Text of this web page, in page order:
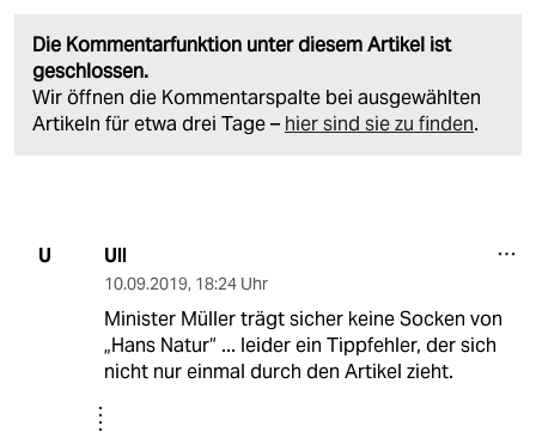
Die Kommentarfunktion unter diesem Artikel ist
geschlossen.
Wir öffnen die Kommentarspalte bei ausgewählten
Artikeln für etwa drei Tage – hier sind sie zu finden.
U Ull
10.09.2019, 18:24 Uhr
Minister Müller trägt sicher keine Socken von
„Hans Natur“ ... leider ein Tippfehler, der sich
nicht nur einmal durch den Artikel zieht.